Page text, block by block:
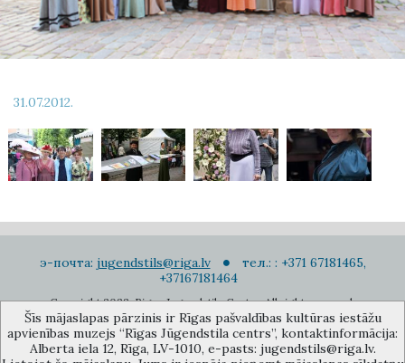
31.07.2012.
э-почта: jugendstils@riga.lv
тел.: : +371 67181465,
+37167181464
Copyright 2022. Rigas Jugendstila Centrs. All right reserved.
Подписаться на новости
Šīs mājaslapas pārzinis ir Rīgas pašvaldības kultūras iestāžu
apvienības muzejs “Rīgas Jūgendstila centrs”, kontaktinformācija:
Alberta iela 12, Rīga, LV-1010, e-pasts: jugendstils@riga.lv.